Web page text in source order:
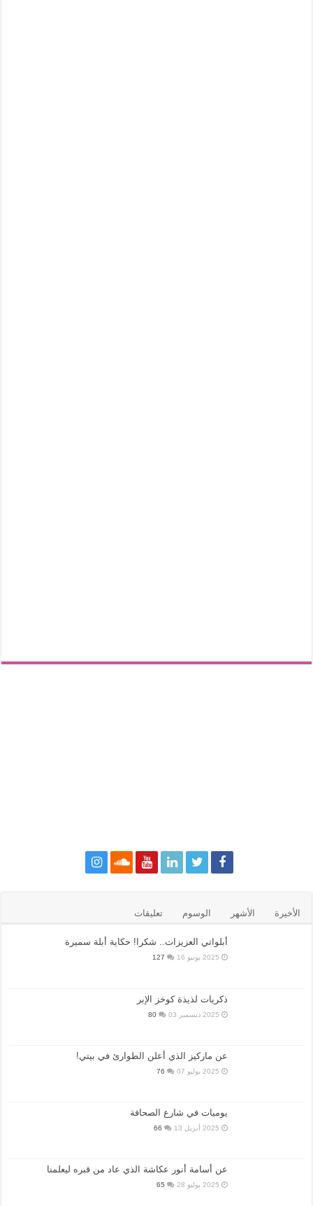
الأخيرة الأشهر الوسوم تعليقات
أبلواتي العزيزات.. شكرا! حكاية أبلة سميرة
2025 يونيو 16 127
ذكريات لذيذة كوخز الإبر
2025 ديسمبر 03 80
عن ماركيز الذي أعلن الطوارئ في بيتي!
2025 يوليو 07 76
يوميات في شارع الصحافة
2025 أبريل 13 66
عن أسامة أنور عكاشة الذي عاد من قبره ليعلمنا
2025 يوليو 28 65